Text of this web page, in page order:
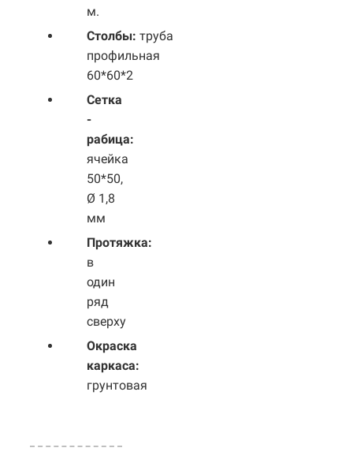
м.
Столбы: труба
профильная
60*60*2
Сетка
-
рабица:
ячейка
50*50,
Ø 1,8
мм
Протяжка:
в
один
ряд
сверху
Окраска
каркаса:
грунтовая